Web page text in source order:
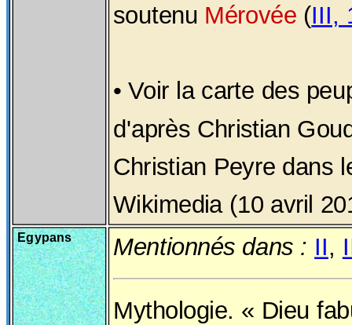
soutenu Mérovée (III,
• Voir la carte des
d'après Christian
Christian Peyre dans
Wikimedia (10 avril
Egypans Mentionnés dans : II,
Mythologie. « Dieu